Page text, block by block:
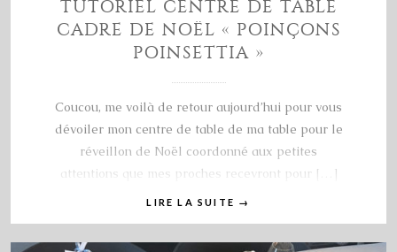
TUTORIEL CENTRE DE TABLE
CADRE DE NOËL « POINÇONS
POINSETTIA »
Coucou, me voilà de retour aujourd’hui pour vous
dévoiler mon centre de table de ma table pour le
réveillon de Noël coordonné aux petites
attentions que mes proches recevront pour […]
LIRE LA SUITE →